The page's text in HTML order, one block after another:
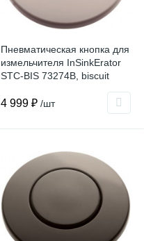
Пневматическая кнопка для
измельчителя InSinkErator
STC-BIS 73274B, biscuit
4 999 ₽ /шт